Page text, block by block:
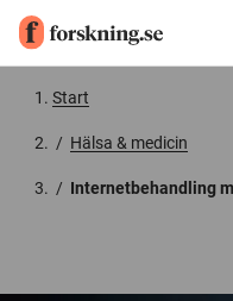
Start
/ Hälsa & medicin
/ Internetbehandling